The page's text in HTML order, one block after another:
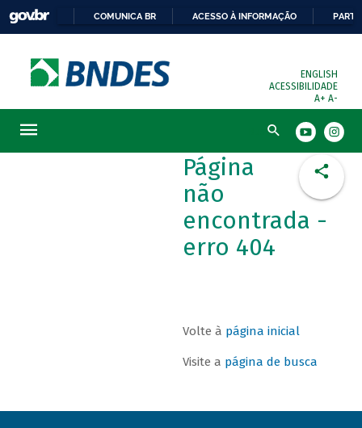
COMUNICA BR ACESSO À INFORMAÇÃO
ENGLISH
ACESSIBILIDADE
A+ A-
Busca
Página
não
encontrada -
erro 404
Volte à página inicial
Visite a página de busca